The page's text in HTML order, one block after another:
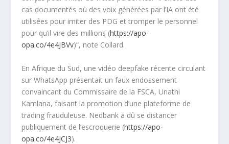
cas documentés où des voix générées par l’IA ont été
utilisées pour imiter des PDG et tromper le personnel
pour qu’il vire des millions (https://apo-
opa.co/4e4JBVv)”, note Collard.
En Afrique du Sud, une vidéo deepfake récente circulant
sur WhatsApp présentait un faux endossement
convaincant du Commissaire de la FSCA, Unathi
Kamlana, faisant la promotion d’une plateforme de
trading frauduleuse. Nedbank a dû se distancer
publiquement de l’escroquerie (https://apo-
opa.co/4e4JCJ3).